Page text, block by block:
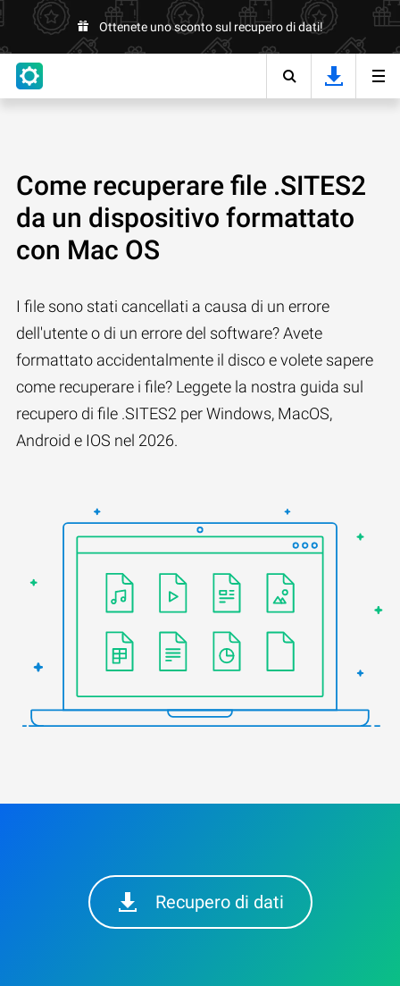
Ottenete uno sconto sul recupero di dati!
Come recuperare file .SITES2
da un dispositivo formattato
con Mac OS
I file sono stati cancellati a causa di un errore
dell'utente o di un errore del software? Avete
formattato accidentalmente il disco e volete sapere
come recuperare i file? Leggete la nostra guida sul
recupero di file .SITES2 per Windows, MacOS,
Android e IOS nel 2026.
Recupero di dati